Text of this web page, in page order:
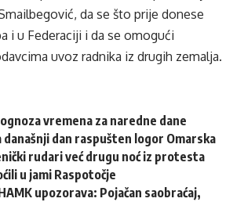
da se što prije donese
i u Federaciji i da se omogući
uvoz radnika iz drugih zemalja.
vremena za naredne dane
današnji dan raspušten logor Omarska
rudari već drugu noć iz protesta
u jami Raspotočje
upozorava: Pojačan saobraćaj,